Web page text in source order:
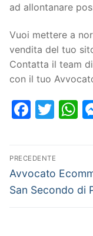
ad allontanare
Vuoi mettere a
vendita del tuo
Contatta il team
con il tuo
PRECEDENTE
Avvocato
San Secondo di